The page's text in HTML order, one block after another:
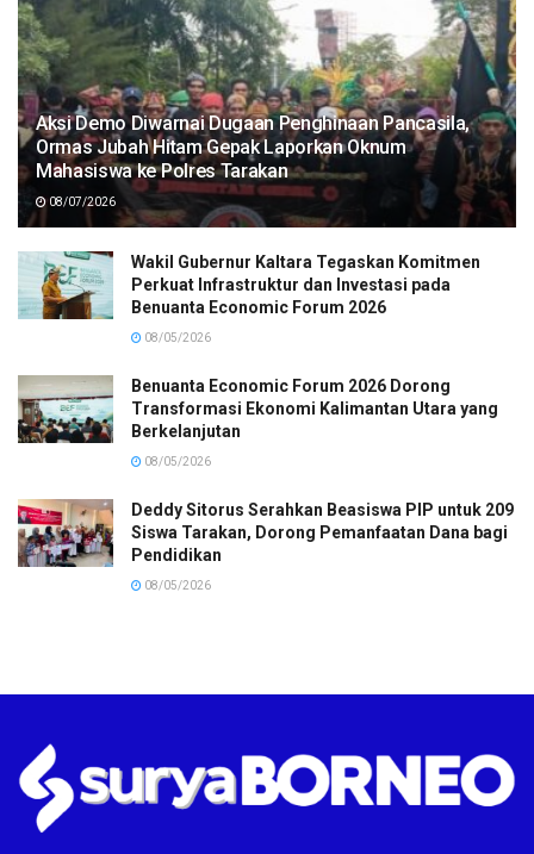
Aksi Demo Diwarnai Dugaan Penghinaan Pancasila,
Ormas Jubah Hitam Gepak Laporkan Oknum
Mahasiswa ke Polres Tarakan
08/07/2026
Wakil Gubernur Kaltara Tegaskan Komitmen
Perkuat Infrastruktur dan Investasi pada
Benuanta Economic Forum 2026
08/05/2026
Benuanta Economic Forum 2026 Dorong
Transformasi Ekonomi Kalimantan Utara yang
Berkelanjutan
08/05/2026
Deddy Sitorus Serahkan Beasiswa PIP untuk 209
Siswa Tarakan, Dorong Pemanfaatan Dana bagi
Pendidikan
08/05/2026